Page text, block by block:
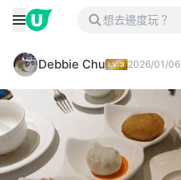
Debbie Chu 2026/01/06